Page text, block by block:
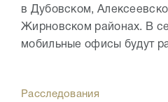
в Дубовском,
Жирновском районах. В
мобильные офисы будут
Расследования